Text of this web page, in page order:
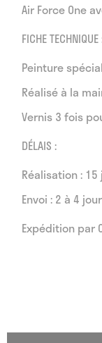
Air Force One
FICHE TECHNIQUE
Peinture
Réalisé à la
Vernis 3 fois
DÉLAIS :
Réalisation :
Envoi : 2 à 4
Expédition par